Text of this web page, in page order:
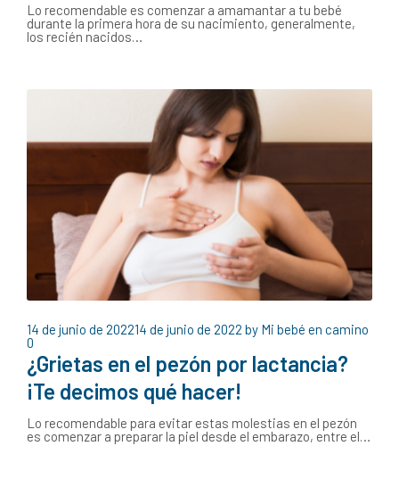
Lo recomendable es comenzar a amamantar a tu bebé
durante la primera hora de su nacimiento, generalmente,
los recién nacidos…
14 de junio de 202214 de junio de 2022 by Mi bebé en camino
0
¿Grietas en el pezón por lactancia?
¡Te decimos qué hacer!
Lo recomendable para evitar estas molestias en el pezón
es comenzar a preparar la piel desde el embarazo, entre el…